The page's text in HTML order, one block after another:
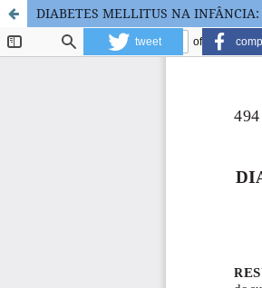
DIABETES MELLITUS NA INFÂNCIA:
tweet